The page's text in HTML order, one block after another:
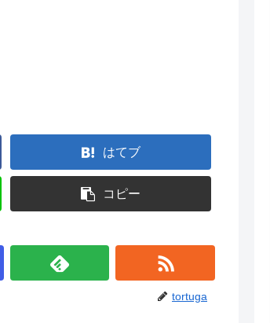
はてブ
コピー
tortuga